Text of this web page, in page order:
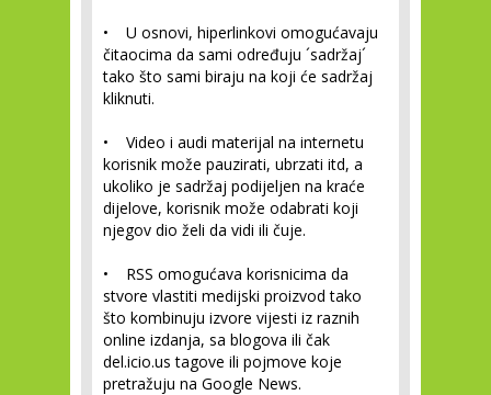
• U osnovi, hiperlinkovi omogućavaju
čitaocima da sami određuju ´sadržaj´
tako što sami biraju na koji će sadržaj
kliknuti.
• Video i audi materijal na internetu
korisnik može pauzirati, ubrzati itd, a
ukoliko je sadržaj podijeljen na kraće
dijelove, korisnik može odabrati koji
njegov dio želi da vidi ili čuje.
• RSS omogućava korisnicima da
stvore vlastiti medijski proizvod tako
što kombinuju izvore vijesti iz raznih
online izdanja, sa blogova ili čak
del.icio.us tagove ili pojmove koje
pretražuju na Google News.